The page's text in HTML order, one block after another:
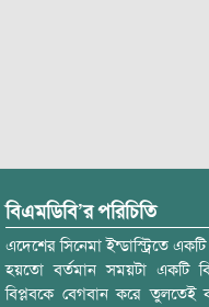
বিএমডিবি’র পরিচিতি
এদেশের সিনেমা ইন্ডাস্ট্রিতে
হয়তো বর্তমান সময়টা একটি
বিপ্লবকে বেগবান করে তুলতেই